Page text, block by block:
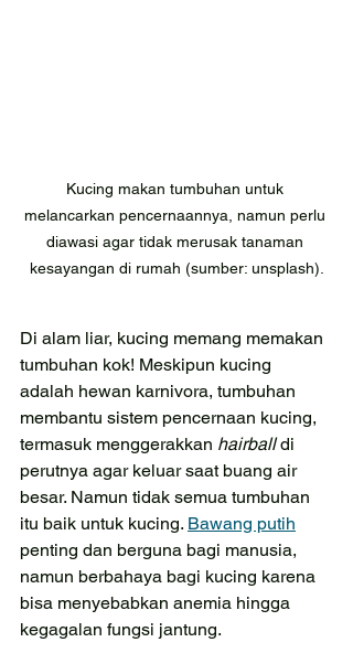
Kucing makan tumbuhan untuk
melancarkan pencernaannya, namun perlu
diawasi agar tidak merusak tanaman
kesayangan di rumah (sumber: unsplash).
Di alam liar, kucing memang memakan
tumbuhan kok! Meskipun kucing
adalah hewan karnivora, tumbuhan
membantu sistem pencernaan kucing,
termasuk menggerakkan hairball di
perutnya agar keluar saat buang air
besar. Namun tidak semua tumbuhan
itu baik untuk kucing. Bawang putih
penting dan berguna bagi manusia,
namun berbahaya bagi kucing karena
bisa menyebabkan anemia hingga
kegagalan fungsi jantung.